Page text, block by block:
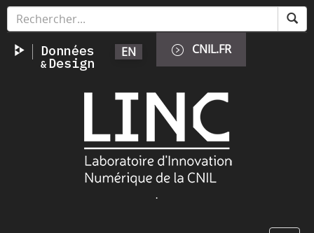
Aller
principal
EN CNIL.FR
.
Panneau de gestion des cookies